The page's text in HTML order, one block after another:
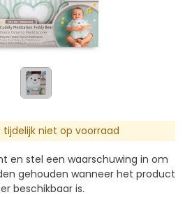
tijdelijk niet op voorraad
en stel een waarschuwing in om
gehouden wanneer het product
beschikbaar is.